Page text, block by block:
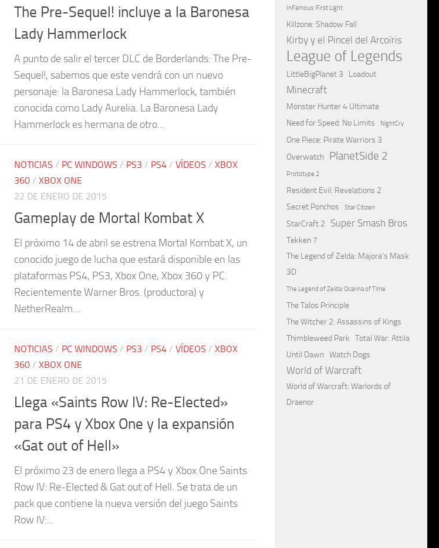
The Pre-Sequel! incluye a la Baronesa
Lady Hammerlock
A punto de salir el tercer DLC de Borderlands: The Pre-
Sequel!, sabemos que este vendrá con un nuevo
personaje: la Baronesa Lady Hammerlock, también
conocida como Lady Aurelia. La Baronesa Lady
Hammerlock es hermana de otro...
NOTICIAS / PC WINDOWS / PS3 / PS4 / VÍDEOS / XBOX
360 / XBOX ONE
22 DE ENERO DE 2015
Gameplay de Mortal Kombat X
El próximo 14 de abril se estrena Mortal Kombat X, un
conocido juego de lucha que estará disponible en las
plataformas PS4, PS3, Xbox One, Xbox 360 y PC.
Recientemente Warner Bros. (productora) y
NetherRealm...
NOTICIAS / PC WINDOWS / PS3 / PS4 / VÍDEOS / XBOX
360 / XBOX ONE
21 DE ENERO DE 2015
Llega «Saints Row IV: Re-Elected»
para PS4 y Xbox One y la expansión
«Gat out of Hell»
El próximo 23 de enero llega a PS4 y Xbox One Saints
Row IV: Re-Elected & Gat out of Hell. Se trata de un
pack que contiene la nueva versión del juego Saints
Row IV:...
InFamous: First Light
Killzone: Shadow Fall
Kirby y el Pincel del Arcoíris
League of Legends
LittleBigPlanet 3 Loadout
Minecraft
Monster Hunter 4 Ultimate
Need for Speed: No Limits
NightCry
One Piece: Pirate Warriors 3
Overwatch PlanetSide 2
Prototype 2
Resident Evil: Revelations 2
Secret Ponchos
Star Citizen
StarCraft 2 Super Smash Bros
Tekken 7
The Legend of Zelda: Majora's Mask
3D
The Legend of Zelda: Ocarina of Time
The Talos Principle
The Witcher 2: Assassins of Kings
Thimbleweed Park Total War: Attila
Until Dawn Watch Dogs
World of Warcraft
World of Warcraft: Warlords of
Draenor